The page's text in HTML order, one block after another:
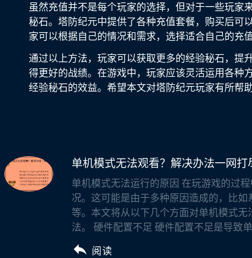
虽然充值并不是每个玩家的选择，但对于一些玩家
秘石。塔防纪元中提供了各种充值套餐，购买后可
家可以根据自己的情况和需求，选择适合自己的充值
通过以上方法，玩家可以获取更多的经验秘石，提
得更好的战绩。在游戏中，玩家应该灵活运用各种
经验秘石的效益。希望本文对塔防纪元玩家有所帮助
单机模式无法观看？解决办法一网打
单机模式无法运行的原因 在玩游戏的过
况。这可能是由于多种原因造成的，比
等。本文将从以下几个方面对单机模式
法。 硬件配置不足 硬件配置不足是导致
阅读